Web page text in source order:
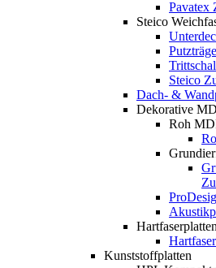
Pavatex
Steico
Steico
Dach- &
Dekorative
Roh
Kunststoffplatten